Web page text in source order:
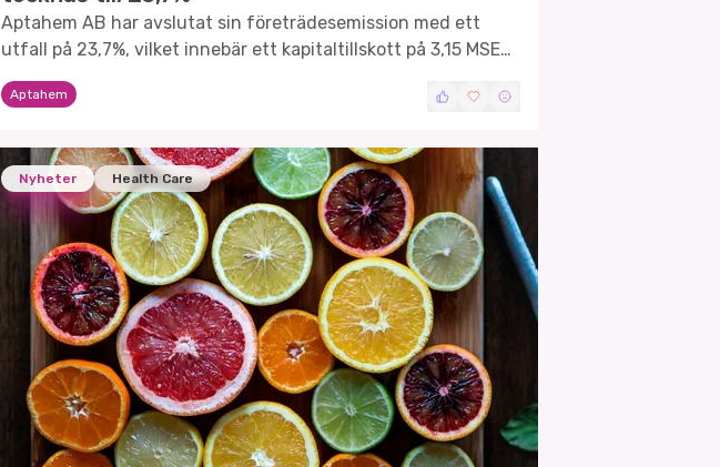
Aptahem AB har avslutat sin företrädesemission med ett
utfall på 23,7%, vilket innebär ett kapitaltillskott på 3,15 MSEK
före emissionskostnader.
Aptahem
Nyheter Health Care